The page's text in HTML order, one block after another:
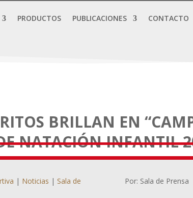
PRODUCTOS PUBLICACIONES CONTACTO
BRILLAN EN
NATACIÓN INFANTIL
| Noticias | Sala de
Por: Sala de Prensa